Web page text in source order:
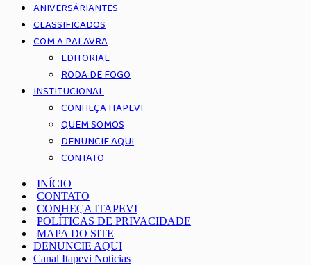
ANIVERSÁRIANTES
CLASSIFICADOS
COM A PALAVRA
EDITORIAL
RODA DE FOGO
INSTITUCIONAL
CONHEÇA ITAPEVI
QUEM SOMOS
DENUNCIE AQUI
CONTATO
INÍCIO
CONTATO
CONHEÇA ITAPEVI
POLÍTICAS DE PRIVACIDADE
MAPA DO SITE
DENUNCIE AQUI
Canal Itapevi Noticias